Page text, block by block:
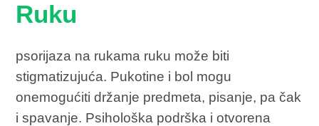
Ruku
psorijaza na rukama ruku može biti
stigmatizujuća. Pukotine i bol mogu
onemogućiti držanje predmeta, pisanje, pa čak
i spavanje. Psihološka podrška i otvorena